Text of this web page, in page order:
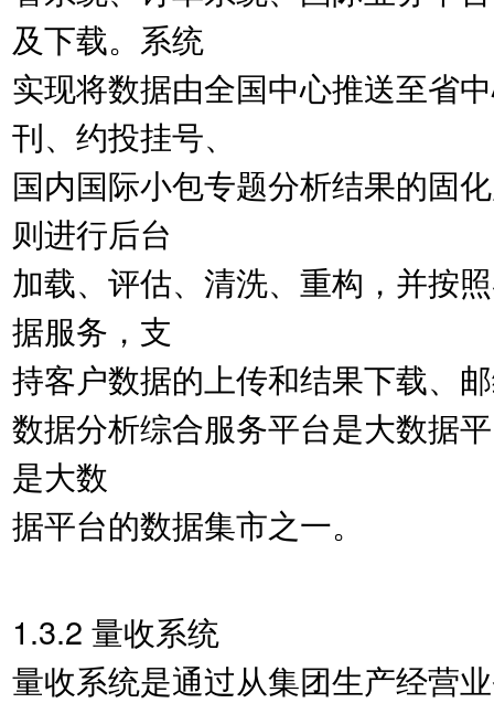
及下载。系统
实现将数据由全国中心推送至省
刊、约投挂号、
国内国际小包专题分析结果的固
则进行后台
加载、评估、清洗、重构，并按
据服务，支
持客户数据的上传和结果下载、
数据分析综合服务平台是大数据
是大数
据平台的数据集市之一。
1.3.2 量收系统
量收系统是通过从集团生产经营